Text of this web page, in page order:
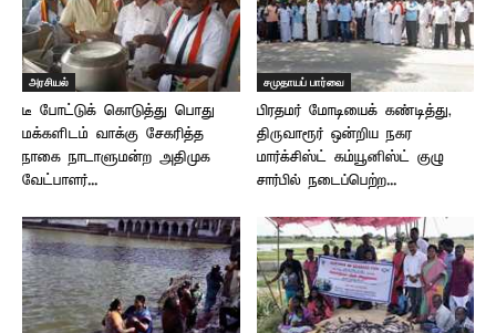
அரசியல்
டீ போட்டுக் கொடுத்து பொது
மக்களிடம் வாக்கு சேகரித்த
நாகை நாடாளுமன்ற அதிமுக
வேட்பாளர்...
சமுதாயப் பார்வை
பிரதமர் மோடியைக் கண்டித்து,
திருவாரூர் ஒன்றிய நகர
மார்க்சிஸ்ட் கம்யூனிஸ்ட் குழு
சார்பில் நடைப்பெற்ற...